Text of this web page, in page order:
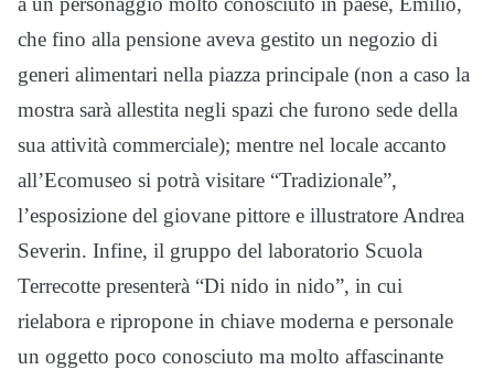
che fino alla pensione aveva gestito un negozio di
generi alimentari nella piazza principale (non a caso la
mostra sarà allestita negli spazi che furono sede della
sua attività commerciale); mentre nel locale accanto
all’Ecomuseo si potrà visitare “Tradizionale”,
l’esposizione del giovane pittore e illustratore Andrea
Severin. Infine, il gruppo del laboratorio Scuola
Terrecotte presenterà “Di nido in nido”, in cui
rielabora e ripropone in chiave moderna e personale
un oggetto poco conosciuto ma molto affascinante